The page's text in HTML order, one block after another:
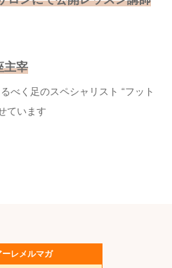
主宰
べく足のスペシャリスト “フット
ています
ーレメルマガ